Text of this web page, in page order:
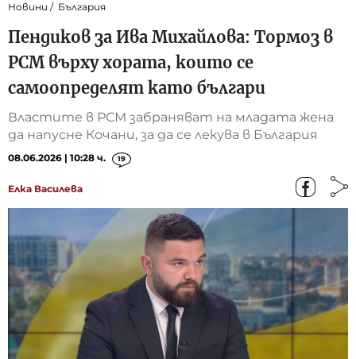
Новини България
Пендиков за Ива Михайлова: Тормоз в
РСМ върху хората, които се
самоопределят като българи
Властите в РСМ забраняват на младата жена
да напусне Кочани, за да се лекува в България
08.06.2026 | 10:28 ч. 19
Елка Василева